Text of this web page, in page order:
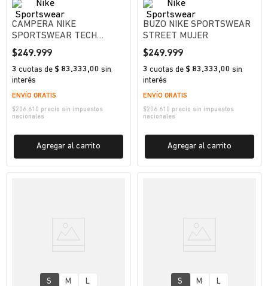
CAMPERA NIKE
SPORTSWEAR TECH
MUJER
$249.999
3 cuotas de $ 83.333,00 sin
interés
ENVÍO GRATIS
$206.610 precio sin impuestos
nacionales
Agregar al carrito
BUZO NIKE SPORTSWEAR
STREET MUJER
$249.999
3 cuotas de $ 83.333,00 sin
interés
ENVÍO GRATIS
$206.610 precio sin impuestos
nacionales
Agregar al carrito
S M L S M L